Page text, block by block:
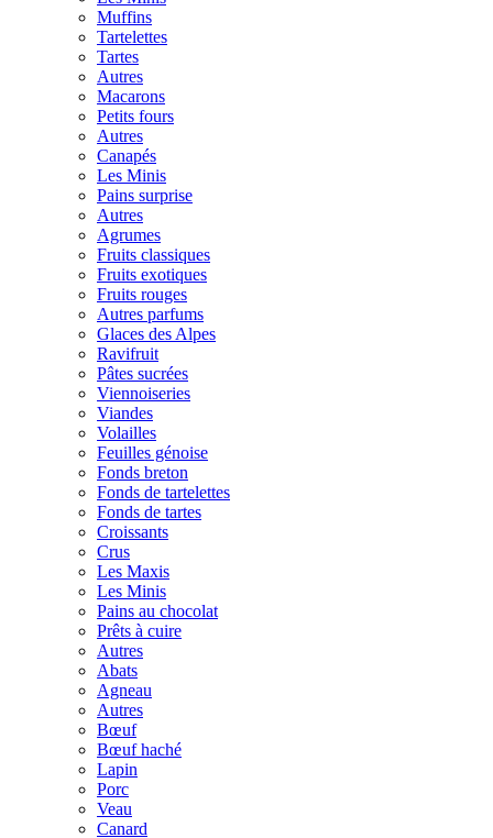
Muffins
Tartelettes
Tartes
Autres
Macarons
Petits fours
Autres
Canapés
Les Minis
Pains surprise
Autres
Agrumes
Fruits classiques
Fruits exotiques
Fruits rouges
Autres parfums
Glaces des Alpes
Ravifruit
Pâtes sucrées
Viennoiseries
Viandes
Volailles
Feuilles génoise
Fonds breton
Fonds de tartelettes
Fonds de tartes
Croissants
Crus
Les Maxis
Les Minis
Pains au chocolat
Prêts à cuire
Autres
Abats
Agneau
Autres
Bœuf
Bœuf haché
Lapin
Porc
Veau
Canard